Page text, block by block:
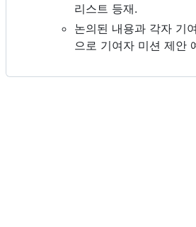
리스트 등재.
논의된 내용과 각자 기
으로 기여자 미션 제안